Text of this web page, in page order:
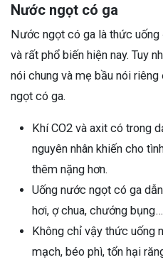
Nước ngọt có ga
Nước ngọt có ga là thức
và rất phổ biến hiện nay. Tuy
nói chung và mẹ bầu nói
ngọt có ga.
Khí CO2 và axit có trong
nguyên nhân khiến cho
thêm nặng hơn.
Uống nước ngọt có ga
hơi, ợ chua, chướng
Không chỉ vậy thức uống
mạch, béo phì, tổn hại